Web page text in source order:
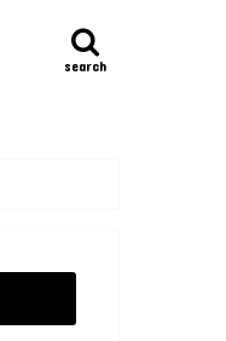
search